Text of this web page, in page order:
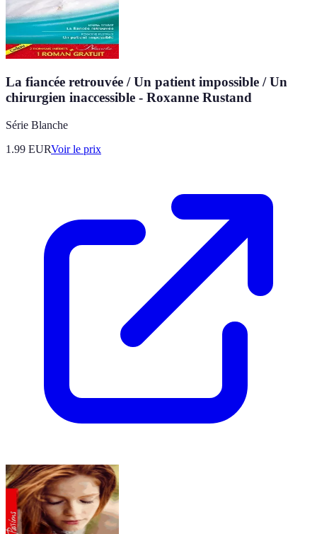
La fiancée retrouvée / Un patient impossible / Un
chirurgien inaccessible - Roxanne Rustand
Série Blanche
1.99 EURVoir le prix